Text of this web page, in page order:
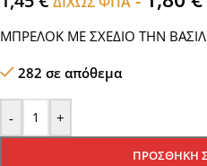
ΜΠΡΕΛΟΚ ΜΕ ΣΧΕΔΙΟ ΤΗΝ
282 σε απόθεμα
- +
ΠΡΟΣΘΉΚΗ